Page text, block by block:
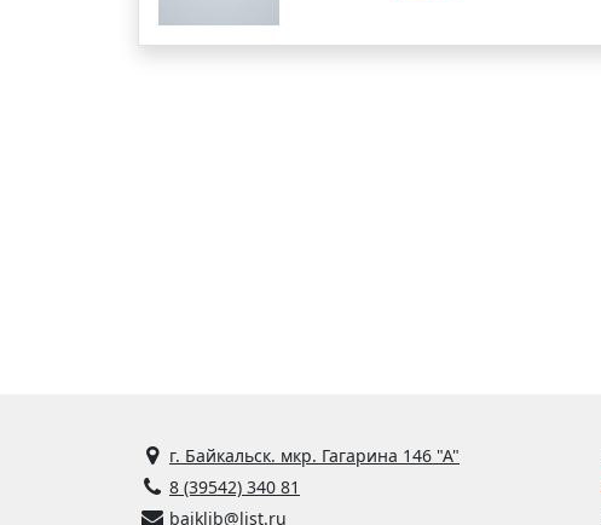
г. Байкальск. мкр. Гагарина 146 "А"
8 (39542) 340 81
baiklib@list.ru